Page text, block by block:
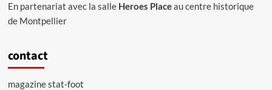
En partenariat avec la salle Heroes Placeau centre historique
de Montpellier
contact
magazine stat-foot